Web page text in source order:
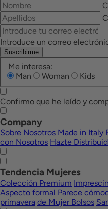
Introduce un correo
Suscribirme
Me interesa:
Man
Woman Kids
Confirmo que he leído y
Company
Sobre Nosotros Made in Italy
con Nosotros Hazte
Tendencia Mujeres
Colección Premium
Aspecto formal Parece
primavera de Mujer Bolsos